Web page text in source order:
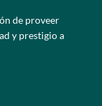
de proveer
y prestigio a